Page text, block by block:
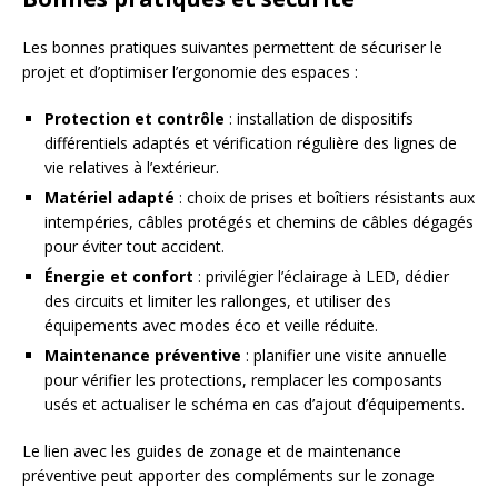
Les bonnes pratiques suivantes permettent de sécuriser le
projet et d’optimiser l’ergonomie des espaces :
Protection et contrôle : installation de dispositifs
différentiels adaptés et vérification régulière des lignes de
vie relatives à l’extérieur.
Matériel adapté : choix de prises et boîtiers résistants aux
intempéries, câbles protégés et chemins de câbles dégagés
pour éviter tout accident.
Énergie et confort : privilégier l’éclairage à LED, dédier
des circuits et limiter les rallonges, et utiliser des
équipements avec modes éco et veille réduite.
Maintenance préventive : planifier une visite annuelle
pour vérifier les protections, remplacer les composants
usés et actualiser le schéma en cas d’ajout d’équipements.
Le lien avec les guides de zonage et de maintenance
préventive peut apporter des compléments sur le zonage